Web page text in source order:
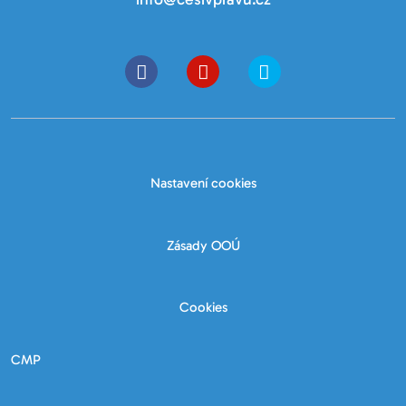
Nastavení cookies
Zásady OOÚ
Cookies
CMP